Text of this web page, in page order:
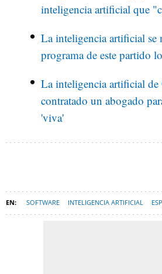
inteligencia artificial que
La inteligencia artificial se
programa de este partido
La inteligencia artificial de
contratado un abogado
'viva'
SOFTWARE INTELIGENCIA ARTIFICIAL